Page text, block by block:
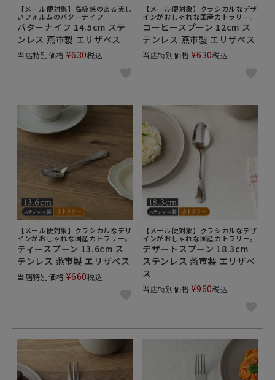
【メール便対象】高級感のある美し
いフォルムのバターナイフ
バターナイフ 14.5cm ステ
ンレス 燕市製 エリザベス
当店特別価格 ¥630税込
【メール便対象】クラシカルなデザ
インがおしゃれな国産カトラリー。
コーヒースプーン 12cm ス
テンレス 燕市製 エリザベス
当店特別価格 ¥630税込
【メール便対象】クラシカルなデザ
インがおしゃれな国産カトラリー。
ティースプーン 13.6cm ス
テンレス 燕市製 エリザベス
当店特別価格 ¥660税込
【メール便対象】クラシカルなデザ
インがおしゃれな国産カトラリー。
デザートスプーン 18.3cm
ステンレス 燕市製 エリザベ
ス
当店特別価格 ¥960税込